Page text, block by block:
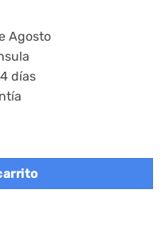
Agosto
días
ajustable, obg77br cantidad